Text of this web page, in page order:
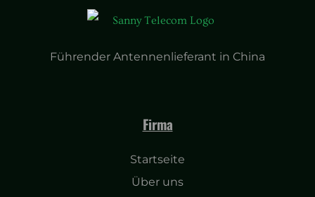
Führender Antennenlieferant in China
Firma
Startseite
Über uns